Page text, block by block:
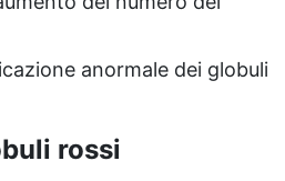
anormale dei globuli
rossi